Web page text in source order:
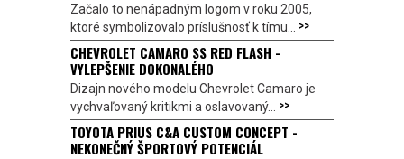
Začalo to nenápadným logom v roku 2005,
ktoré symbolizovalo príslušnosť k tímu... >>
CHEVROLET CAMARO SS RED FLASH -
VYLEPŠENIE DOKONALÉHO
Dizajn nového modelu Chevrolet Camaro je
vychvaľovaný kritikmi a oslavovaný... >>
TOYOTA PRIUS C&A CUSTOM CONCEPT -
NEKONEČNÝ ŠPORTOVÝ POTENCIÁL